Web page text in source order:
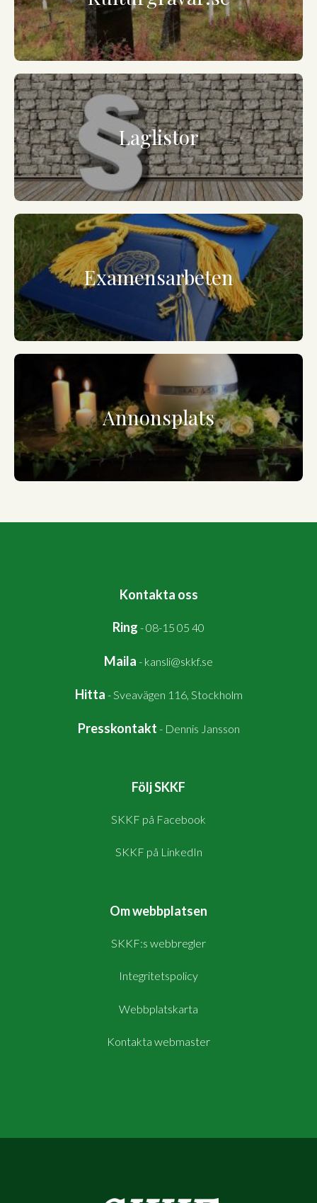
Laglistor
Examensarbeten
Annonsplats
Kontakta oss
Ring -08-15 05 40
Maila - kansli@skkf.se
Hitta -Sveavägen 116, Stockholm
Presskontakt - Dennis Jansson
Följ SKKF
SKKF på Facebook
SKKF på LinkedIn
Om webbplatsen
SKKF:s webbregler
Integritetspolicy
Webbplatskarta
Kontakta webmaster